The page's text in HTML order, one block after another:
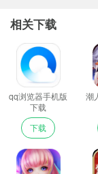
相关下载
qq浏览器手机版
下载
下载
潮